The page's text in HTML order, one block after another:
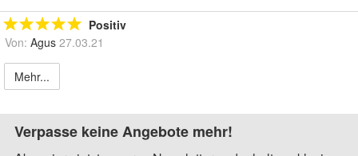
Positiv
Von: Agus 27.03.21
Mehr...
Verpasse keine Angebote mehr!